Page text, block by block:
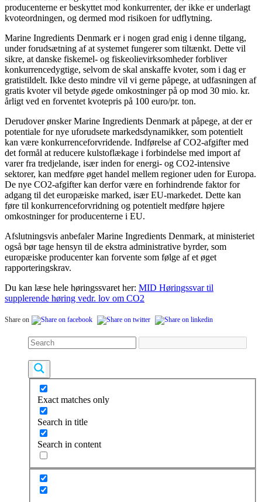
producenterne er beskyttet mod konkurrenter, der ikke er underlagt
kvoteordningen, og dermed mod risikoen for udflytning.
Marine Ingredients Denmark er i nogen grad enig i denne tilgang,
under forudsætning af at systemet fungerer som tiltænkt. Dette vil
sikre, at danske fiskemel- og fiskeolievirksomheder forbliver
konkurrencedygtige, selvom de skal anskaffe kvoter, som i dag er
gratistildelt. Ikke desto mindre vil vi gerne påpege, at udfasningen af
gratis kvoter vil betyde øgede omkostninger på op mod 30 mio. kr.
årligt ved en forventet kvotepris på 100 euro/pr. ton.
Derudover ønsker Marine Ingredients Denmark at påpege, at der er
potentiale for nye uforudsete markedsdynamikker, som potentielt
kan være konkurrenceforvridende. Indførelse af CO2-afgifter med
det formål at reducere kulstoflækage i forbindelse med import af
varer fra tredjelande, især inden for energi- og CO2-intensive
sektorer, kan medføre øget handel mellem regioner uden for Europa.
De nye CO2-afgifter kan derfor være en forhindrende faktor for
adgang til det europæiske marked, især EU-markedet. Dette kan
føre til konkurrenceforvridning og potentielt medføre højere
omkostninger for producenterne i EU.
Afslutningsvis anbefaler Marine Ingredients Denmark, at ministeriet
også bør tage hensyn til de ekstra administrative byrder, som
europæiske producenter kan forvente som følge af et øget
rapporteringskrav.
Du kan læse hele høringssvaret her: MID Høringssvar til
supplerende høring vedr. lov om CO2
Share on
Exact matches only
Search in title
Search in content